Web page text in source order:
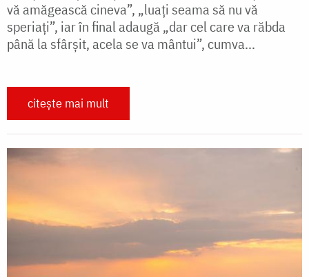
vă amăgească cineva”, „luați seama să nu vă
speriați”, iar în final adaugă „dar cel care va răbda
până la sfârșit, acela se va mântui”, cumva...
citește mai mult